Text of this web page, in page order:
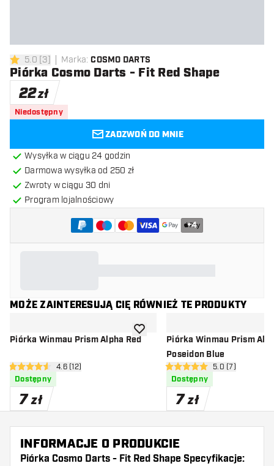
5 gwiazdki oceny
5.0 [3] Marka: COSMO DARTS
Piórka Cosmo Darts - Fit Red Shape
22zł
Niedostępny
ZADZWOŃ DO MNIE
Wysyłka w ciągu 24 godzin
Darmowa wysyłka od 250 zł
Zwroty w ciągu 30 dni
Program lojalnościowy
+4
MOŻE ZAINTERESUJĄ CIĘ RÓWNIEŻ TE PRODUKTY
Piórka Winmau Prism Alpha Red
otwórz panel recenzji
4.6 gwiazdki oceny
4.6 (12)
Dostępny
7 zł
dodaj do listy życzeń
Piórka Winmau Prism
Poseidon Blue
otwórz panel
5 gwiazdki oceny5.0 (7)
Dostępny
7 zł
INFORMACJE O PRODUKCIE
Piórka Cosmo Darts - Fit Red Shape Specyfikacje: